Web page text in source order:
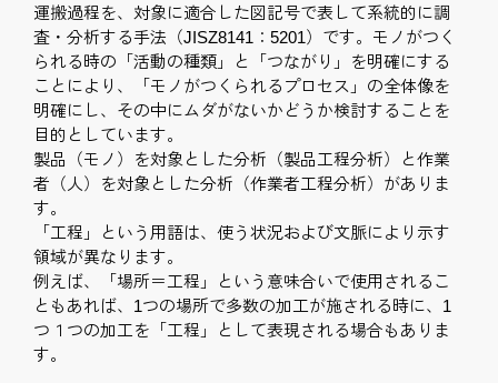
運搬過程を、対象に適合した図記号で表して系統的に調
査・分析する手法（JISZ8141：5201）です。モノがつく
られる時の「活動の種類」と「つながり」を明確にする
ことにより、「モノがつくられるプロセス」の全体像を
明確にし、その中にムダがないかどうか検討することを
目的としています。
製品（モノ）を対象とした分析（製品工程分析）と作業
者（人）を対象とした分析（作業者工程分析）がありま
す。
「工程」という用語は、使う状況および文脈により示す
領域が異なります。
例えば、「場所＝工程」という意味合いで使用されるこ
ともあれば、1つの場所で多数の加工が施される時に、1
つ１つの加工を「工程」として表現される場合もありま
す。